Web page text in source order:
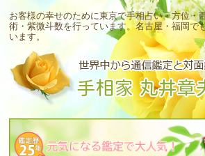
お客様の幸せのために東京で手相占い・方位・
術・紫微斗数を行っています。名古屋・福岡で
います。